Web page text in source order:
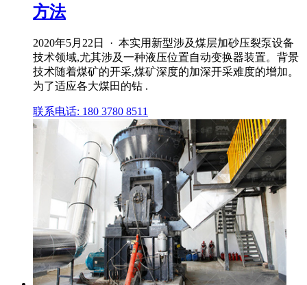
方法
2020年5月22日 · 本实用新型涉及煤层加砂压裂泵设备
技术领域,尤其涉及一种液压位置自动变换器装置。背景
技术随着煤矿的开采,煤矿深度的加深开采难度的增加。
为了适应各大煤田的钻 .
联系电话: 180 3780 8511